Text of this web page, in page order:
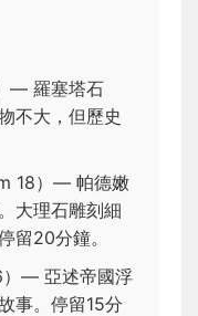
— 羅塞塔石
不大，但歷史
18）— 帕德嫩
大理石雕刻細
留20分鐘。
）— 亞述帝國浮
事。停留15分